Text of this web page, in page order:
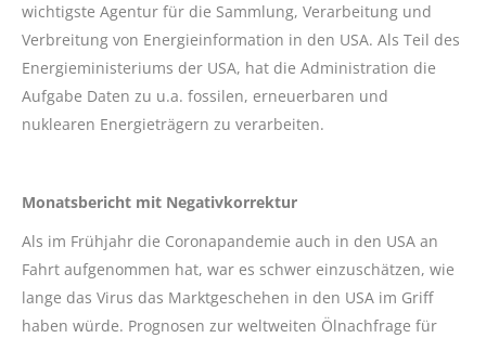
wichtigste Agentur für die Sammlung, Verarbeitung und
Verbreitung von Energieinformation in den USA. Als Teil des
Energieministeriums der USA, hat die Administration die
Aufgabe Daten zu u.a. fossilen, erneuerbaren und
nuklearen Energieträgern zu verarbeiten.
Monatsbericht mit Negativkorrektur
Als im Frühjahr die Coronapandemie auch in den USA an
Fahrt aufgenommen hat, war es schwer einzuschätzen, wie
lange das Virus das Marktgeschehen in den USA im Griff
haben würde. Prognosen zur weltweiten Ölnachfrage für